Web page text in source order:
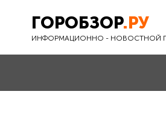
ГОРОБЗОР.РУ
ИНФОРМАЦИОННО - НОВОСТНОЙ